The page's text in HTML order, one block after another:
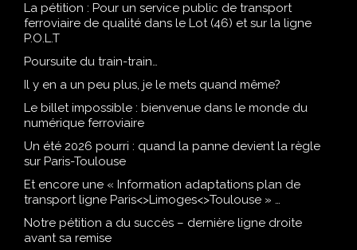
La pétition : Pour un service public de transport
ferroviaire de qualité dans le Lot (46) et sur la ligne
P.O.L.T
Poursuite du train-train…
Il y en a un peu plus, je le mets quand même?
Le billet impossible : bienvenue dans le monde du
numérique ferroviaire
Un été 2026 pourri : quand la panne devient la règle
sur Paris-Toulouse
Et encore une « Information adaptations plan de
transport ligne Paris<>Limoges<>Toulouse » …
Notre pétition a du succès – dernière ligne droite
avant sa remise